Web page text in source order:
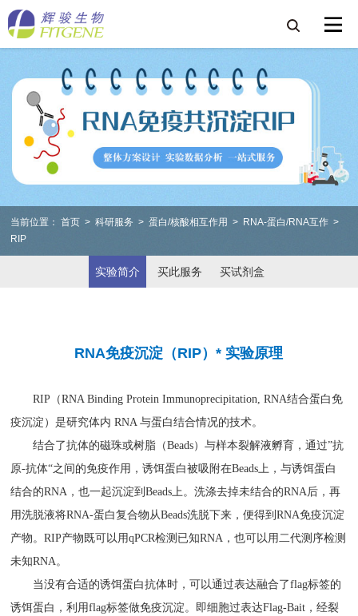
当前位置： 首页 > 科研服务 > 蛋白/核酸相互作用 > RNA-蛋白/RNA互作 >
RIP
实验简介 买此服务 买试剂盒
RNA免疫沉淀（RIP）* 实验原理
RIP（RNA Binding Protein Immunoprecipitation, RNA结合蛋白免
疫沉淀）是研究体内 RNA 与蛋白结合情况的技术。
结合了抗体的磁珠或树脂（Beads）与样本裂解液孵育，通过”抗
原-抗体“之间的免疫作用，诱饵蛋白被吸附在Beads上，与诱饵蛋白
结合的RNA，也一起沉淀到Beads上。洗涤去掉未结合的RNA后，再
用洗脱液将RNA-蛋白复合物从Beads洗脱下来，便得到RNA免疫沉淀
产物。RIP产物既可以用qPCR检测已知RNA，也可以用二代测序检测
未知RNA。
当没有合适的诱饵蛋白抗体时，可以通过表达融合了flag标签的
诱饵蛋白，利用flag标签做免疫沉淀。即细胞过表达Flag-Bait，经裂